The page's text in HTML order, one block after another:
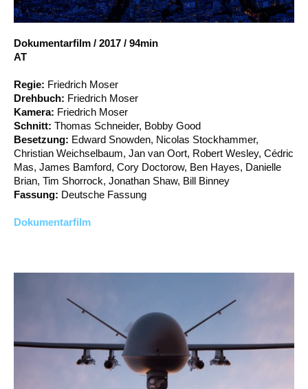
Account
Dokumentarfilm / 2017 / 94min
AT
Regie: Friedrich Moser
Drehbuch: Friedrich Moser
Kamera: Friedrich Moser
Schnitt: Thomas Schneider, Bobby Good
Besetzung: Edward Snowden, Nicolas Stockhammer,
Christian Weichselbaum, Jan van Oort, Robert Wesley, Cédric
Mas, James Bamford, Cory Doctorow, Ben Hayes, Danielle
Brian, Tim Shorrock, Jonathan Shaw, Bill Binney
Fassung: Deutsche Fassung
Dokumentarfilm